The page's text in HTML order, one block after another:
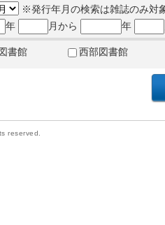
※発行年月の検索は雑誌のみ対
年
月から 年
書館 西部図書館
reserved.